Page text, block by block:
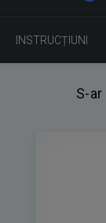
INSTRUCȚIUNI
S-